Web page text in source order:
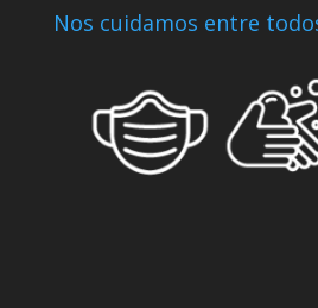
Nos cuidamos entre